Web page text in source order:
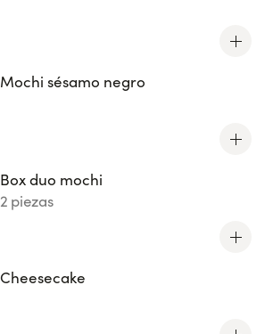
Mochi sésamo negro
Box duo mochi
2 piezas
Cheesecake